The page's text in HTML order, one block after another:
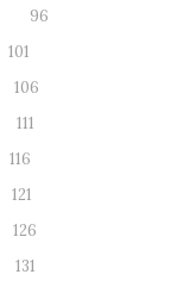
96
101
106
111
116
121
126
131